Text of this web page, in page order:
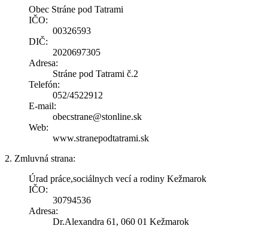
Obec Stráne pod Tatrami
IČO:
00326593
DIČ:
2020697305
Adresa:
Stráne pod Tatrami č.2
Telefón:
052/4522912
E-mail:
obecstrane@stonline.sk
Web:
www.stranepodtatrami.sk
2. Zmluvná strana:
Úrad práce,sociálnych vecí a rodiny Kežmarok
IČO:
30794536
Adresa:
Dr.Alexandra 61, 060 01 Kežmarok